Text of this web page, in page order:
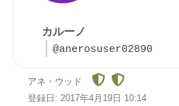
カルーノ
@anerosuser02890
アネ・ウッド
登録日: 2017年4月19日 10:14